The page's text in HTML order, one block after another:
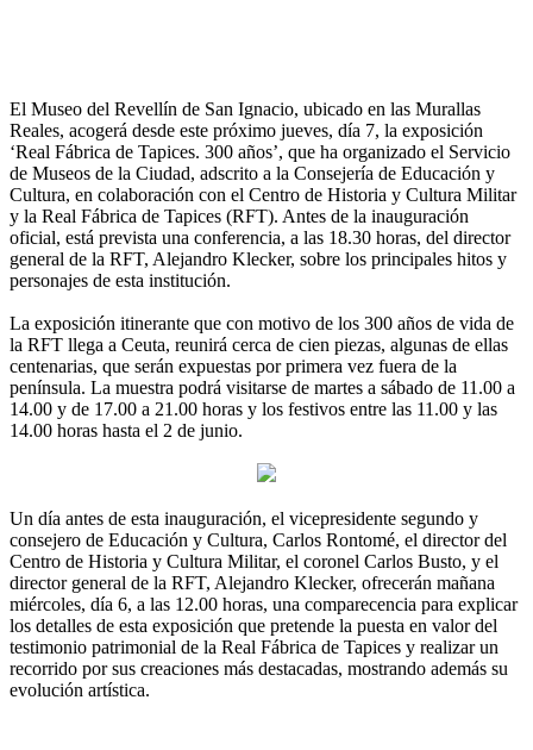
El Museo del Revellín de San Ignacio, ubicado en las Murallas
Reales, acogerá desde este próximo jueves, día 7, la exposición
‘Real Fábrica de Tapices. 300 años’, que ha organizado el Servicio
de Museos de la Ciudad, adscrito a la Consejería de Educación y
Cultura, en colaboración con el Centro de Historia y Cultura Militar
y la Real Fábrica de Tapices (RFT). Antes de la inauguración
oficial, está prevista una conferencia, a las 18.30 horas, del director
general de la RFT, Alejandro Klecker, sobre los principales hitos y
personajes de esta institución.
La exposición itinerante que con motivo de los 300 años de vida de
la RFT llega a Ceuta, reunirá cerca de cien piezas, algunas de ellas
centenarias, que serán expuestas por primera vez fuera de la
península. La muestra podrá visitarse de martes a sábado de 11.00 a
14.00 y de 17.00 a 21.00 horas y los festivos entre las 11.00 y las
14.00 horas hasta el 2 de junio.
Un día antes de esta inauguración, el vicepresidente segundo y
consejero de Educación y Cultura, Carlos Rontomé, el director del
Centro de Historia y Cultura Militar, el coronel Carlos Busto, y el
director general de la RFT, Alejandro Klecker, ofrecerán mañana
miércoles, día 6, a las 12.00 horas, una comparecencia para explicar
los detalles de esta exposición que pretende la puesta en valor del
testimonio patrimonial de la Real Fábrica de Tapices y realizar un
recorrido por sus creaciones más destacadas, mostrando además su
evolución artística.